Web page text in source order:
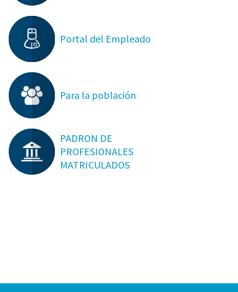
Portal del Empleado
Para la población
PADRON DE
PROFESIONALES
MATRICULADOS